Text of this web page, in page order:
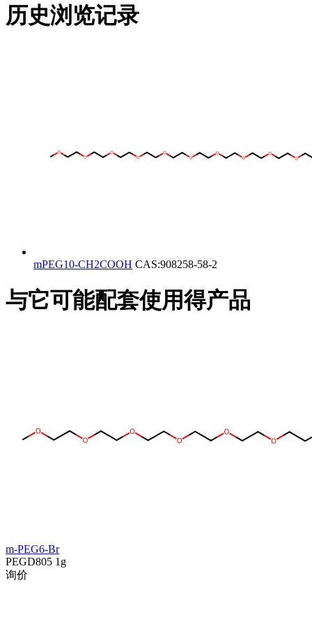
历史浏览记录
mPEG10-CH2COOH CAS:908258-58-2
与它可能配套使用得产品
m-PEG6-Br
PEGD805 1g
询价